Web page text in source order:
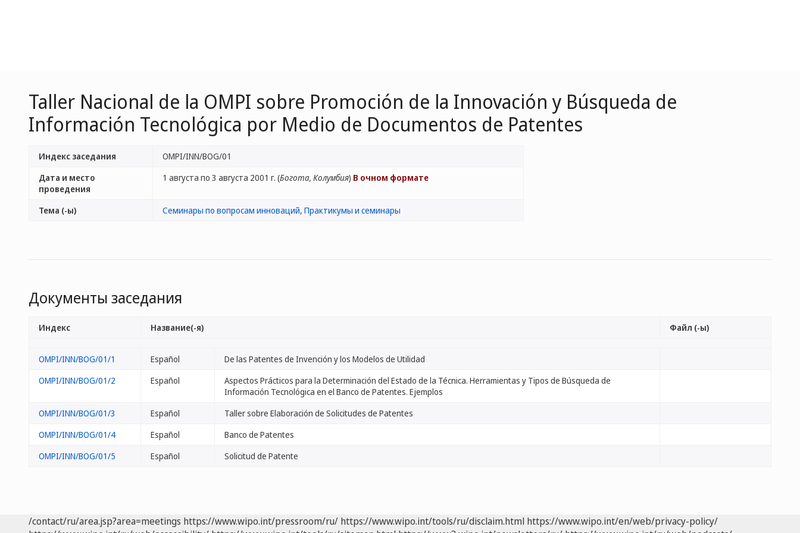
Taller Nacional de la OMPI sobre Promoción de la Innovación y Búsqueda de
Información Tecnológica por Medio de Documentos de Patentes
Индекс заседания
OMPI/INN/BOG/01
Дата и место
проведения
1 августа по 3 августа 2001 г. (Богота, Колумбия) В очном формате
Тема (-ы) Семинары по вопросам инноваций, Практикумы и семинары
Документы заседания
Индекс Название(-я) Файл (-ы)
OMPI/INN/BOG/01/1 Español
De las Patentes de Invención y los Modelos de Utilidad
OMPI/INN/BOG/01/2
Español
Aspectos Prácticos para la Determinación del Estado de la Técnica. Herramientas y Tipos de Búsqueda de
Información Tecnológica en el Banco de Patentes. Ejemplos
OMPI/INN/BOG/01/3
Español
Taller sobre Elaboración de Solicitudes de Patentes
OMPI/INN/BOG/01/4
Español
Banco de Patentes
OMPI/INN/BOG/01/5
Español Solicitud de Patente
/contact/ru/area.jsp?area=meetings https://www.wipo.int/pressroom/ru/ https://www.wipo.int/tools/ru/disclaim.html https://www.wipo.int/en/web/privacy-policy/